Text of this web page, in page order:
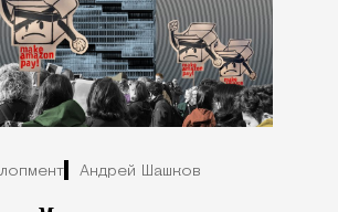
Андрей Шашков